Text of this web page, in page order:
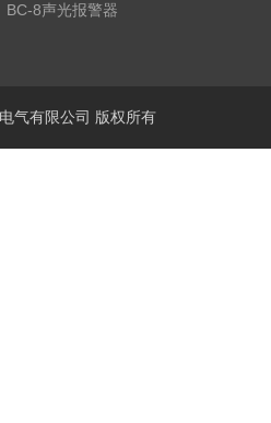
BC-8声光报警器
气有限公司 版权所有